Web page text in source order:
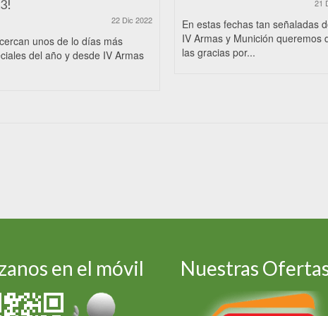
22 Dic 2022
unos de lo días más
del año y desde IV Armas
21
En estas fechas tan señaladas
IV Armas y Munición queremos
las gracias por...
en el móvil Nuestras